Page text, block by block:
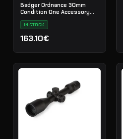
Badger Ordnance 30mm
Condition One Accessory
Ring Cap
IN STOCK
163.10€